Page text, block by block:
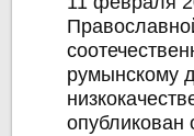
румынскому